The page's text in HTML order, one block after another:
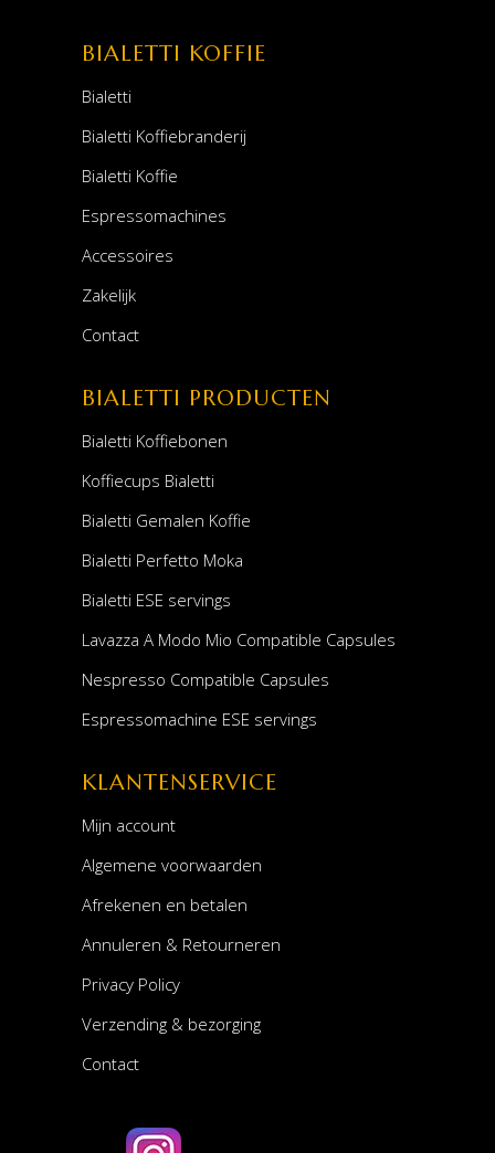
BIALETTI KOFFIE
Bialetti
Bialetti Koffiebranderij
Bialetti Koffie
Espressomachines
Accessoires
Zakelijk
Contact
BIALETTI PRODUCTEN
Bialetti Koffiebonen
Koffiecups Bialetti
Bialetti Gemalen Koffie
Bialetti Perfetto Moka
Bialetti ESE servings
Lavazza A Modo Mio Compatible Capsules
Nespresso Compatible Capsules
Espressomachine ESE servings
KLANTENSERVICE
Mijn account
Algemene voorwaarden
Afrekenen en betalen
Annuleren & Retourneren
Privacy Policy
Verzending & bezorging
Contact